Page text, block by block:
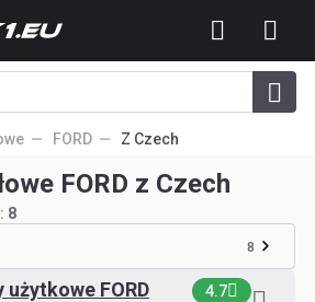
FORD Z Czech
FORD z Czech
8
8
FORD 4.7